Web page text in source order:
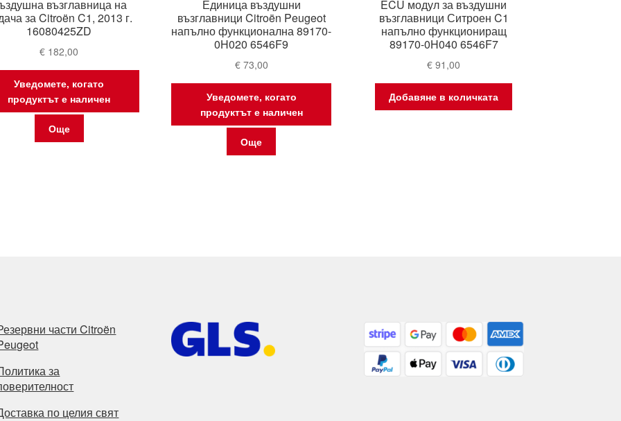
възглавница на
за Citroën C1, 2013 г.
16080425ZD
€ 182,00
Уведомете, когато
продуктът е наличен
Още
Единица въздушни
възглавници Citroën Peugeot
напълно функционална 89170-
0H020 6546F9
€73,00
Уведомете, когато
продуктът е наличен
Още
ECU модул за въздушни
възглавници Ситроен C1
напълно функциониращ
89170-0H040 6546F7
€ 91,00
Добавяне в количката
части Citroën
за
по целия свят